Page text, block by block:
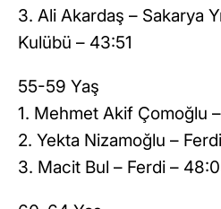
3. Ali Akardaş – Sakarya
Kulübü – 43:51
55-59 Yaş
1. Mehmet Akif Çomoğlu
2. Yekta Nizamoğlu –
3. Macit Bul – Ferdi –